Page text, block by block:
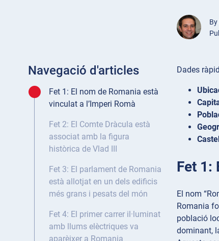
By
Navegació d'articles
Fet 1: El nom de Romania està
vinculat a l’Imperi Romà
Fet 2: El Comte Dràcula està
associat amb la figura
històrica de Vlad III
Fet 3: El parlament de Romania
està allotjat en un dels edificis
més grans i pesats del món
Fet 4: El primer carrer il·luminat
amb llums elèctriques va
aparèixer a Romania
Dades
Fet 1:
El nom
Romania
població
dominant,